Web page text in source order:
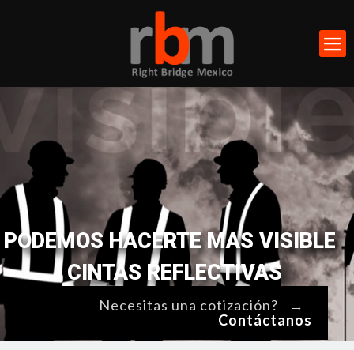
Necesitas una cotización?
→
Contáctanos